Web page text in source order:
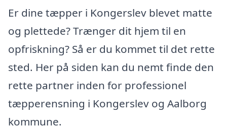
Er dine tæpper i Kongerslev blevet matte
og plettede? Trænger dit hjem til en
opfriskning? Så er du kommet til det rette
sted. Her på siden kan du nemt finde den
rette partner inden for professionel
tæpperensning i Kongerslev og Aalborg
kommune.